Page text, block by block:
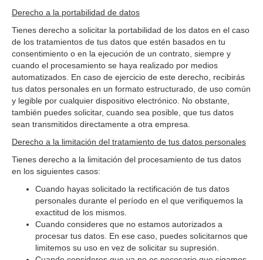
Derecho a la portabilidad de datos
Tienes derecho a solicitar la portabilidad de los datos en el caso
de los tratamientos de tus datos que estén basados en tu
consentimiento o en la ejecución de un contrato, siempre y
cuando el procesamiento se haya realizado por medios
automatizados. En caso de ejercicio de este derecho, recibirás
tus datos personales en un formato estructurado, de uso común
y legible por cualquier dispositivo electrónico. No obstante,
también puedes solicitar, cuando sea posible, que tus datos
sean transmitidos directamente a otra empresa.
Derecho a la limitación del tratamiento de tus datos personales
Tienes derecho a la limitación del procesamiento de tus datos
en los siguientes casos:
Cuando hayas solicitado la rectificación de tus datos
personales durante el período en el que verifiquemos la
exactitud de los mismos.
Cuando consideres que no estamos autorizados a
procesar tus datos. En ese caso, puedes solicitarnos que
limitemos su uso en vez de solicitar su supresión.